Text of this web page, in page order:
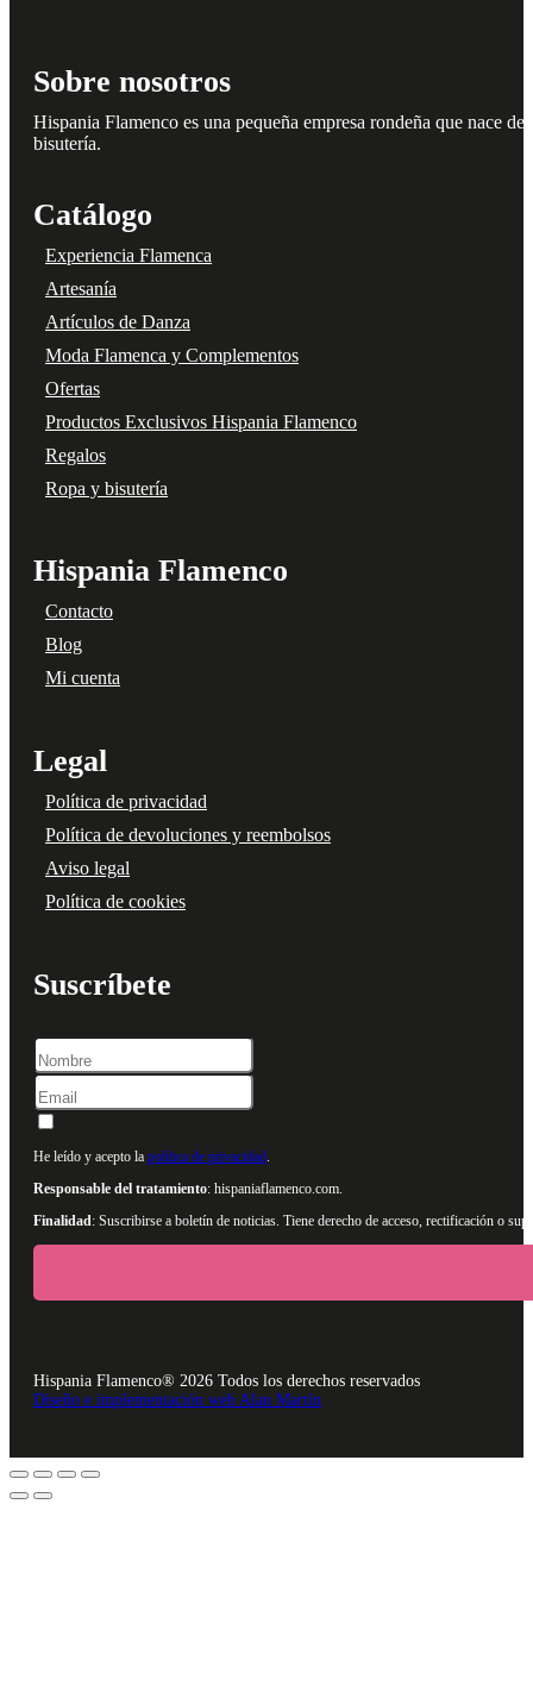
Sobre nosotros
Hispania Flamenco es una pequeña empresa rondeña que nace
bisutería.
Catálogo
Experiencia Flamenca
Artesanía
Artículos de Danza
Moda Flamenca y Complementos
Ofertas
Productos Exclusivos Hispania Flamenco
Regalos
Ropa y bisutería
Hispania Flamenco
Contacto
Blog
Mi cuenta
Legal
Política de privacidad
Política de devoluciones y reembolsos
Aviso legal
Política de cookies
Suscríbete
He leído y acepto la política de privacidad
Responsable del tratamiento: hispaniaflamenco.com.
Finalidad: Suscribirse a boletín de noticias. Tiene derecho de acceso, rectificación o
Hispania Flamenco® 2026 Todos los derechos reservados
Diseño e implementación web Alan Martín